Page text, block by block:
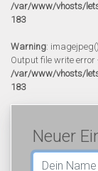
/var/www/vhosts/
183
Warning:
Output file write error
/var/www/vhosts/
183
Neuer